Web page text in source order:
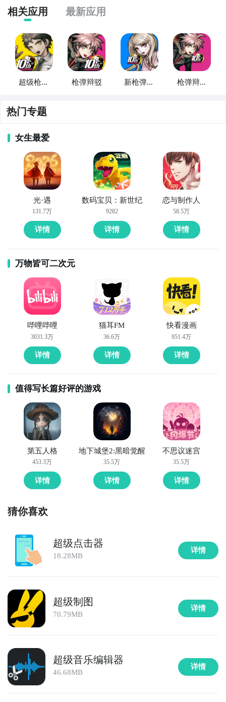
方法二： 下载九游APP，订阅超级枪弹辩驳２×２的开
测提醒
步骤1：点击下载九游APP；
步骤2：进入APP搜索“超级枪弹辩驳２×２”，订阅后可
及时接受活动,礼包,开测和开放下载的提醒；
九游APP
全球好游抢先下 福利礼包免费领 官方直播陪你玩
立即下载
方法三： 查看九游开测表
步骤1：在九游开测表中玩家们可以看到当天所有进行开
测的手机游戏，以及最近十天即将进行测试的游戏，有
具体的测试时间以及测试阶段介绍，玩家们可以在这里
查找超级枪弹辩驳２×２的相关公测时间信息!
步骤2：访问地址>>>
手游开测表地址
好了，超级枪弹辩驳２×２公测时间的关注方法就讲到这
里，各位玩家是否都已经掌握好以上三种技巧了呢，随
时随地关注超级枪弹辩驳２×２什么时候开测，什么时候
开放下载，什么时候公测等信息，还有一个办法就是留
意九游超级枪弹辩驳２×２专区的每日更新，欢迎大家积
相关应用 最新应用
超级枪弹
枪弹辩驳
新枪弹辩
枪弹辩驳
热门专题
女生最爱
光·遇
131.7万
详情
数码宝贝：新世纪
9282
详情
恋与制作人
58.5万
详情
万物皆可二次元
哔哩哔哩
3031.3万
详情
猫耳FM
36.6万
详情
快看漫画
951.4万
详情
值得写长篇好评的游戏
第五人格
453.3万
详情
地下城堡2:黑暗觉醒
35.5万
详情
不思议迷宫
35.5万
详情
猜你喜欢
超级点击器
18.28MB
详情
超级制图
70.79MB
详情
超级音乐编辑器
46.68MB
详情